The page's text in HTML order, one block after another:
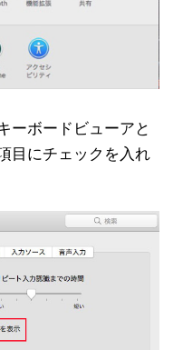
ーボードビューアと
目にチェックを入れ